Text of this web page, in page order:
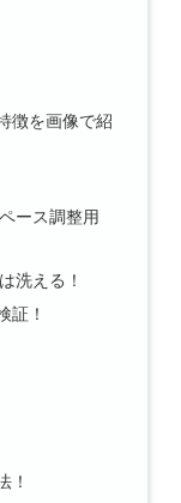
徴を画像で紹
ース調整用
洗える！
証！
！